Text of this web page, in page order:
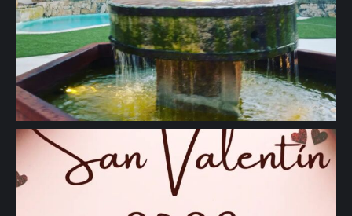
🖱www.solazdelmoros.com" aria-hidden="true">